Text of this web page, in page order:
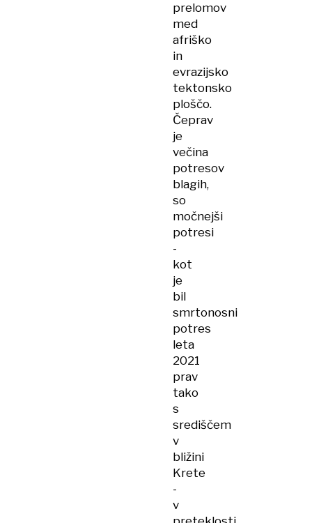
prelomov
med
afriško
in
evrazijsko
tektonsko
ploščo.
Čeprav
je
večina
potresov
blagih,
so
močnejši
potresi
-
kot
je
bil
smrtonosni
potres
leta
2021
prav
tako
s
središčem
v
bližini
Krete
-
v